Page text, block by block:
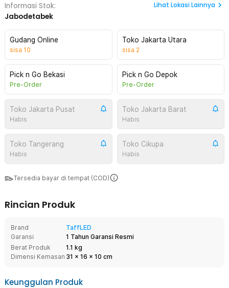
Informasi Stok:
Jabodetabek
Lihat Lokasi Lainnya
Gudang Online
sisa 10
Toko Jakarta Utara
sisa 2
Pick n Go Bekasi
Pre-Order
Pick n Go Depok
Pre-Order
Toko Jakarta Pusat
Habis
Toko Jakarta Barat
Habis
Toko Tangerang
Habis
Toko Cikupa
Habis
Tersedia bayar di tempat (COD)
Rincian Produk
Brand
TaffLED
Garansi
1 Tahun Garansi Resmi
Berat Produk
1.1 kg
Dimensi Kemasan 31 x 16 x 10 cm
Keunggulan Produk